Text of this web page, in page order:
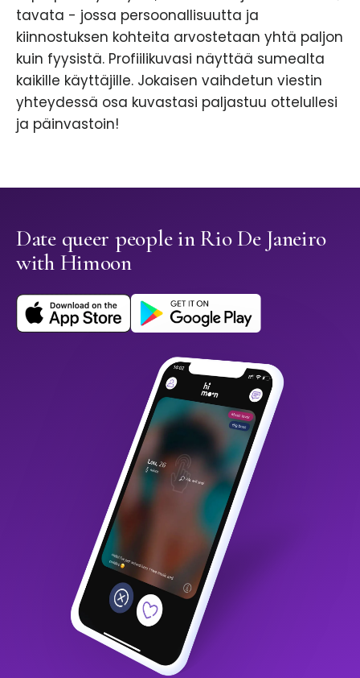
tavata - jossa persoonallisuutta ja
kiinnostuksen kohteita arvostetaan yhtä paljon
kuin fyysistä. Profiilikuvasi näyttää sumealta
kaikille käyttäjille. Jokaisen vaihdetun viestin
yhteydessä osa kuvastasi paljastuu ottelullesi
ja päinvastoin!
Date queer people in Rio De Janeiro
with Himoon